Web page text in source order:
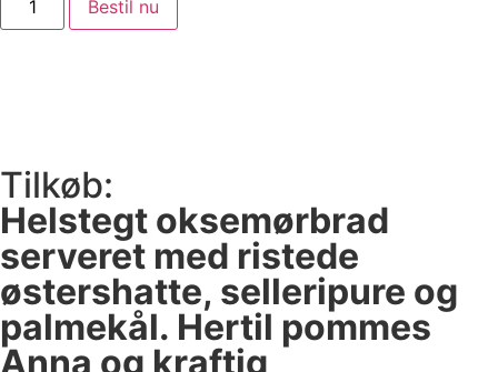
Bestil nu
Tilkøb:
Helstegt oksemørbrad
serveret med ristede
østershatte, selleripure og
palmekål. Hertil pommes
Anna og kraftig